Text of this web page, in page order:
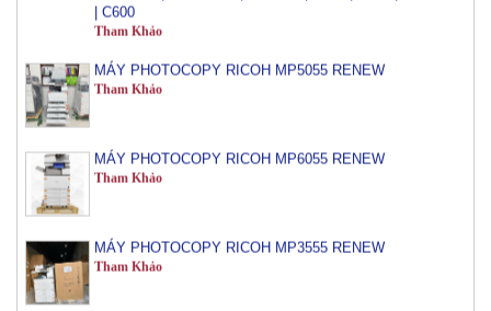
Tham Khảo
Tham Khảo
Tham Khảo
Tham Khảo